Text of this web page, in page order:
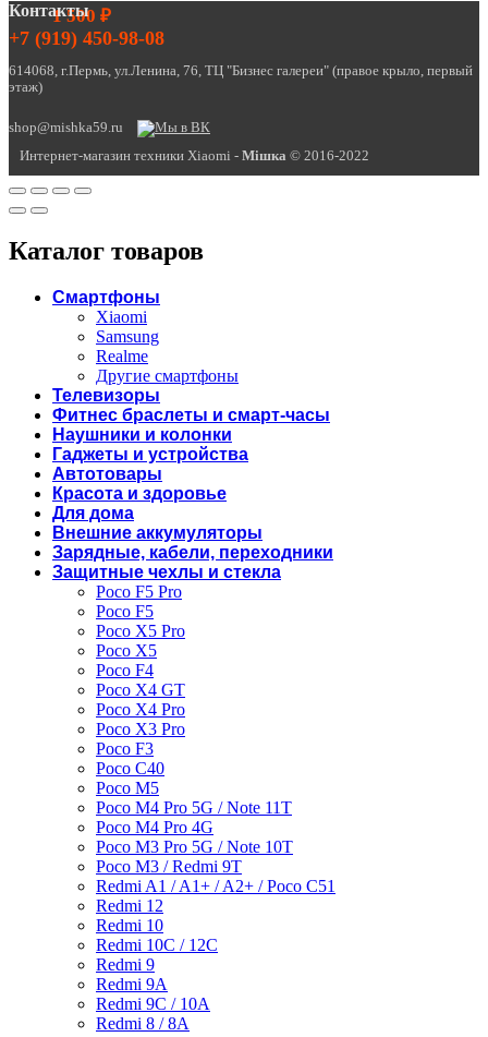
1 500 ₽
Контакты
+7 (919) 450-98-08
614068, г.Пермь, ул.Ленина, 76, ТЦ "Бизнес галереи" (правое крыло, первый
этаж)
shop@mishka59.ru
Интернет-магазин техники Xiaomi - Miшка © 2016-2022
Каталог товаров
Смартфоны
Xiaomi
Samsung
Realme
Другие смартфоны
Телевизоры
Фитнес браслеты и смарт-часы
Наушники и колонки
Гаджеты и устройства
Автотовары
Красота и здоровье
Для дома
Внешние аккумуляторы
Зарядные, кабели, переходники
Защитные чехлы и стекла
Poco F5 Pro
Poco F5
Poco X5 Pro
Poco X5
Poco F4
Poco X4 GT
Poco X4 Pro
Poco X3 Pro
Poco F3
Poco C40
Poco M5
Poco M4 Pro 5G / Note 11T
Poco M4 Pro 4G
Poco M3 Pro 5G / Note 10T
Poco M3 / Redmi 9T
Redmi A1 / A1+ / A2+ / Poco C51
Redmi 12
Redmi 10
Redmi 10C / 12C
Redmi 9
Redmi 9A
Redmi 9C / 10A
Redmi 8 / 8A